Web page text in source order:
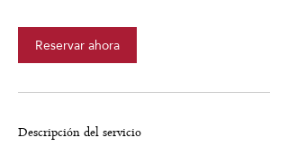
Reservar ahora
Descripción del servicio